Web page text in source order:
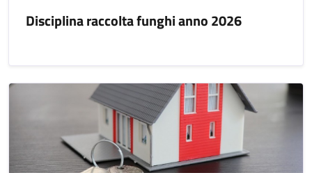
Disciplina raccolta funghi anno 2026